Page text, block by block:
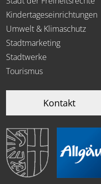
Kindertageseinrichtungen
Umwelt & Klimaschutz
Stadtmarketing
Stadtwerke
Tourismus
Kontakt